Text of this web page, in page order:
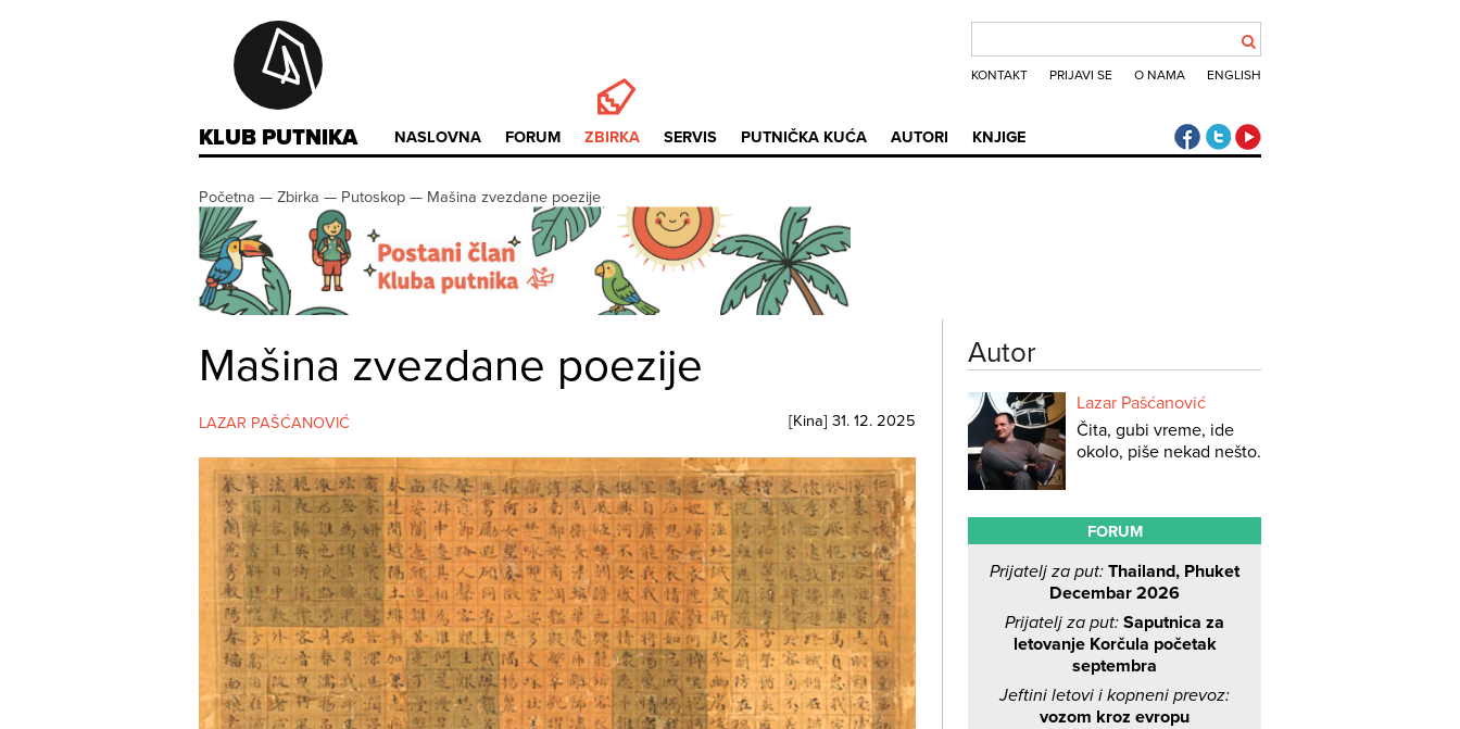
KLUB PUTNIKA
KONTAKT PRIJAVI SE O NAMA ENGLISH
NASLOVNA FORUM ZBIRKA SERVIS PUTNIČKA KUĆA AUTORI KNJIGE Klub putnika Facebook
Klub putnika Twitter
Početna — Zbirka — Putoskop — Mašina zvezdane poezije
Mašina zvezdane poezije
LAZAR PAŠĆANOVIĆ [Kina] 31. 12. 2025
Autor
Lazar Pašćanović
Čita, gubi vreme, ide
okolo, piše nekad nešto.
FORUM
Prijatelj za put: Thailand, Phuket
Decembar 2026
Prijatelj za put: Saputnica za
letovanje Korčula početak
septembra
Jeftini letovi i kopneni prevoz:
vozom kroz evropu